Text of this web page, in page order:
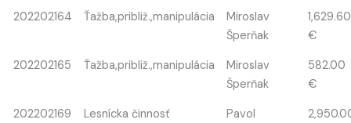
202202164
Ťažba,približ.,manipulácia
Miroslav
Šperňak
1,629.60
€
202202165
Ťažba,približ.,manipulácia
Miroslav
Šperňak
582.00
€
202202169
Lesnícka činnosť
Pavol